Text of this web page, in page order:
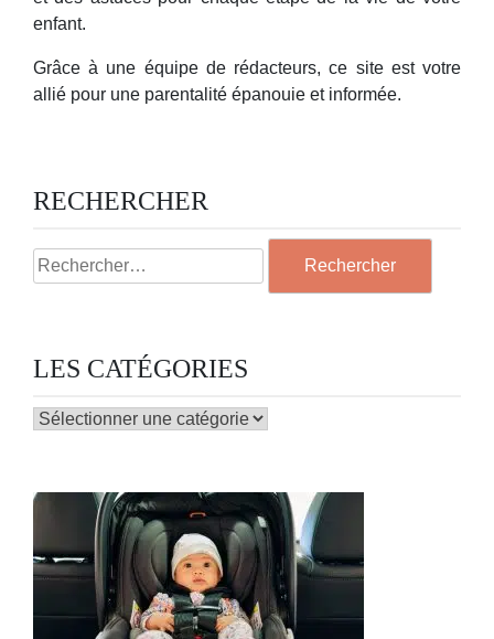
enfant.
Grâce à une équipe de rédacteurs, ce site est votre
allié pour une parentalité épanouie et informée.
RECHERCHER
Rechercher :
LES CATÉGORIES
LES